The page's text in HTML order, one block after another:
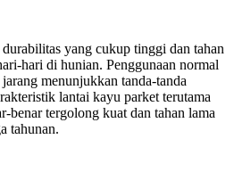
yang cukup tinggi dan tahan
hari di hunian. Penggunaan normal
menunjukkan tanda-tanda
lantai kayu parket terutama
benar tergolong kuat dan tahan lama
tahunan.